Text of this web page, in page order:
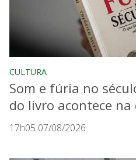
CULTURA
Som e fúria no
do livro acontece
17h05 07/08/2026